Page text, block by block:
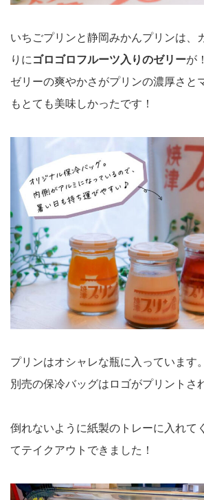
いちごプリンと静岡みかんプリンは、
りに ゴロゴロフルーツ入りのゼリーが！
ゼリーの爽やかさがプリンの濃厚さと
もとても美味しかったです！
プリンはオシャレな瓶に入っています。
別売の保冷バッグはロゴがプリントさ
倒れないように紙製のトレーに入れて
てテイクアウトできました！